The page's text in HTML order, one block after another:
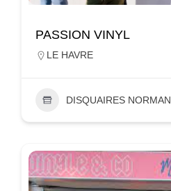
PASSION VINYL
LE HAVRE
DISQUAIRES